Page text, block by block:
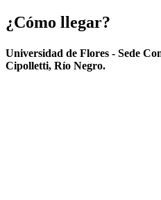
¿Cómo llegar?
Universidad de Flores - Sede
Cipolletti, Río Negro.